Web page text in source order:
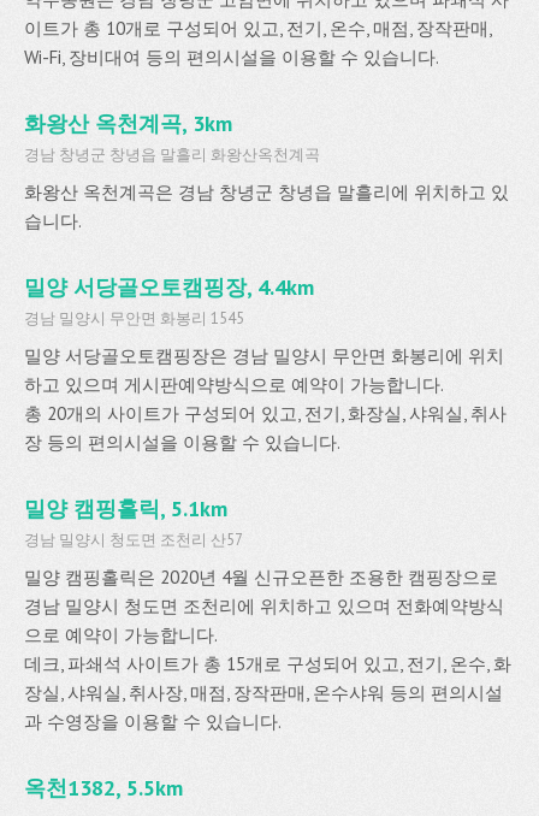
이트가 총 10개로 구성되어 있고, 전기, 온수, 매점, 장작판매,
Wi-Fi, 장비대여 등의 편의시설을 이용할 수 있습니다.
화왕산 옥천계곡, 3km
경남 창녕군 창녕읍 말흘리 화왕산옥천계곡
화왕산 옥천계곡은 경남 창녕군 창녕읍 말흘리에 위치하고 있
습니다.
밀양 서당골오토캠핑장, 4.4km
경남 밀양시 무안면 화봉리 1545
밀양 서당골오토캠핑장은 경남 밀양시 무안면 화봉리에 위치
하고 있으며 게시판예약방식으로 예약이 가능합니다.
총 20개의 사이트가 구성되어 있고, 전기, 화장실, 샤워실, 취사
장 등의 편의시설을 이용할 수 있습니다.
밀양 캠핑홀릭, 5.1km
경남 밀양시 청도면 조천리 산57
밀양 캠핑홀릭은 2020년 4월 신규오픈한 조용한 캠핑장으로
경남 밀양시 청도면 조천리에 위치하고 있으며 전화예약방식
으로 예약이 가능합니다.
데크, 파쇄석 사이트가 총 15개로 구성되어 있고, 전기, 온수, 화
장실, 샤워실, 취사장, 매점, 장작판매, 온수샤워 등의 편의시설
과 수영장을 이용할 수 있습니다.
옥천1382, 5.5km